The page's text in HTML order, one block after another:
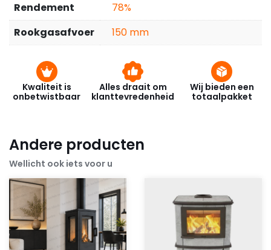
Rendement
78%
Rookgasafvoer
150 mm
Kwaliteit is
onbetwistbaar
Alles draait om
klanttevredenheid
Wij bieden een
totaalpakket
Andere producten
Wellicht ook iets voor u